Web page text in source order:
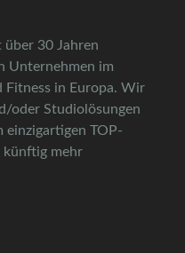
30 Jahren
Unternehmen im
Fitness in Europa. Wir
oder Studiolösungen
TOP-
künftig mehr